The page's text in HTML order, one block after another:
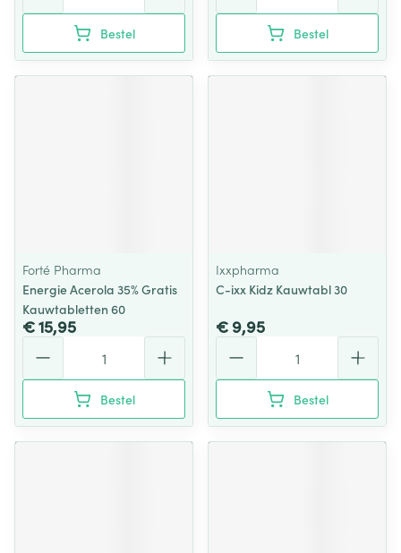
Bestel Bestel
Forté Pharma
Energie Acerola 35% Gratis
Kauwtabletten 60
€ 15,95
Bestel
Ixxpharma
C-ixx Kidz Kauwtabl 30
€ 9,95
Bestel